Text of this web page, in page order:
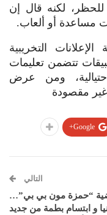
لكنه قال إن
مساعدة أو ألعاب.
التخريبية
تتضمن تعليمات
ومن عرض
غير مقصودة
Google+
التالي
“حمزة مون بي بي”…
و ابتسام بطمة من جديد